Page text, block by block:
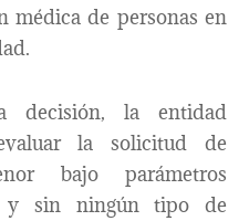
médica de personas en
decisión, la entidad
la solicitud de
bajo parámetros
y sin ningún tipo de